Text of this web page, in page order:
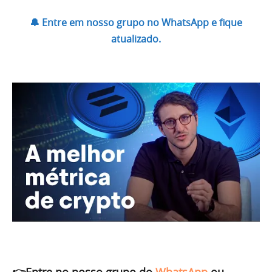
🔔 Entre em nosso grupo no WhatsApp e fique
atualizado.